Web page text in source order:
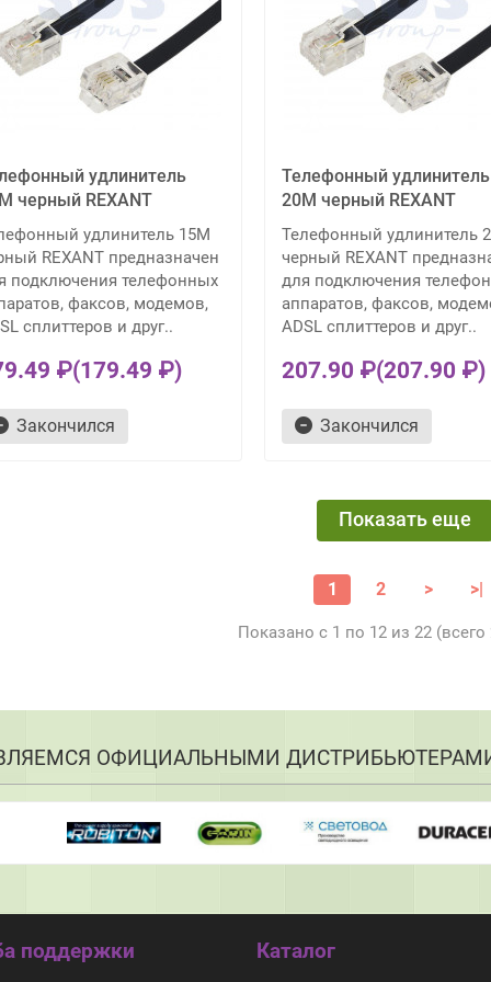
удлинитель
черный REXANT
удлинитель 15М
REXANT предназначен
подключения телефонных
факсов, модемов,
сплиттеров и друг..
₽(179.49 ₽)
Закончился
Телефонный удлинитель
20М черный REXANT
Телефонный удлинитель
черный REXANT
для подключения
аппаратов, факсов,
ADSL сплиттеров и друг..
207.90 ₽(207.90 ₽)
Закончился
Показать еще
1 2 > >|
Показано с 1 по 12 из 22 (всего
ОФИЦИАЛЬНЫМИ
поддержки Каталог